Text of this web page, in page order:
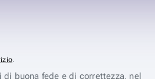
.
di buona fede e di correttezza, nel